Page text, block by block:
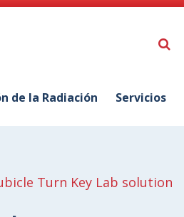
de la Radiación Servicios
Turn Key Lab solution